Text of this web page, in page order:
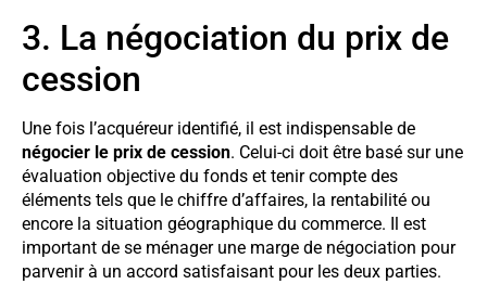
3. La négociation du prix de
cession
Une fois l’acquéreur identifié, il est indispensable de
négocier le prix de cession. Celui-ci doit être basé sur une
évaluation objective du fonds et tenir compte des
éléments tels que le chiffre d’affaires, la rentabilité ou
encore la situation géographique du commerce. Il est
important de se ménager une marge de négociation pour
parvenir à un accord satisfaisant pour les deux parties.